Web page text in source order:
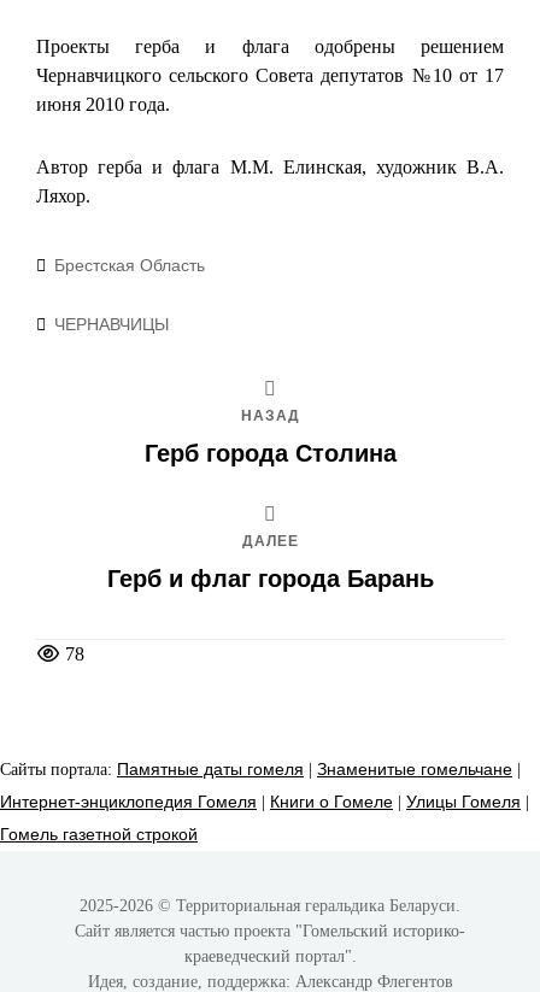
Проекты герба и флага одобрены решением
Чернавчицкого сельского Совета депутатов №10 от 17
июня 2010 года.
Автор герба и флага М.М. Елинская, художник В.А.
Ляхор.
Рубрики
Брестская Область
Метки
ЧЕРНАВЧИЦЫ
НАЗАД
Герб города Столина
ДАЛЕЕ
Герб и флаг города Барань
78
Сайты портала: Памятные даты гомеля | Знаменитые гомельчане |
Интернет-энциклопедия Гомеля | Книги о Гомеле | Улицы Гомеля |
Гомель газетной строкой
2025-2026 © Территориальная геральдика Беларуси.
Сайт является частью проекта "Гомельский историко-
краеведческий портал"
Идея, создание, поддержка: Александр Флегентов